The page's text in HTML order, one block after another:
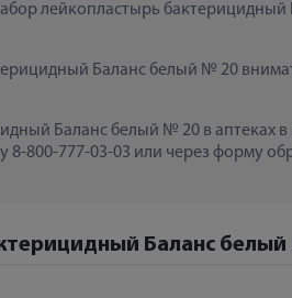
лейкопластырь
Баланс белый № 20
Баланс белый № 20 в аптеках
800-777-03-03 или через форму
Баланс белый